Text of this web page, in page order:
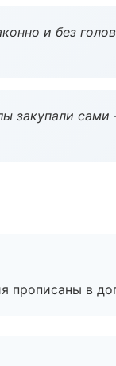
и без
закупали
прописаны в